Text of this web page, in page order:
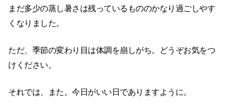
まだ多少の蒸し暑さは残っているもののかなり過ごしやす
くなりました。
ただ、季節の変わり目は体調を崩しがち。どうぞお気をつ
けください。
それでは、また。今日がいい日でありますように。